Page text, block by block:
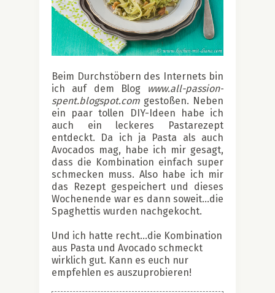
Beim Durchstöbern des Internets bin
ich auf dem Blog
www.all-passion-
spent.blogspot.com gestoßen. Neben
ein paar tollen DIY-Ideen habe ich
auch ein leckeres Pastarezept
entdeckt. Da ich ja Pasta als auch
Avocados mag, habe ich mir gesagt,
dass die Kombination einfach super
schmecken muss. Also habe ich mir
das Rezept gespeichert und dieses
Wochenende war es dann soweit…die
Spaghettis wurden nachgekocht.
Und ich hatte recht…die Kombination
aus Pasta und Avocado schmeckt
wirklich gut. Kann es euch nur
empfehlen es auszuprobieren!